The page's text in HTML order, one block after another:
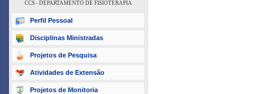
CCS - DEPARTAMENTO DE FISIOTERAPIA
Perfil Pessoal
Disciplinas Ministradas
Projetos de Pesquisa
Atividades de Extensão
Projetos de Monitoria